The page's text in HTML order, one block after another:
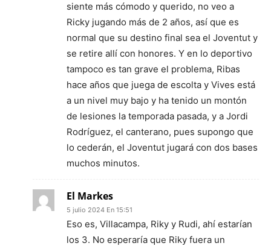
siente más cómodo y querido, no veo a
Ricky jugando más de 2 años, así que es
normal que su destino final sea el Joventut y
se retire allí con honores. Y en lo deportivo
tampoco es tan grave el problema, Ribas
hace años que juega de escolta y Vives está
a un nivel muy bajo y ha tenido un montón
de lesiones la temporada pasada, y a Jordi
Rodríguez, el canterano, pues supongo que
lo cederán, el Joventut jugará con dos bases
muchos minutos.
El Markes
5 julio 2024 En 15:51
Eso es, Villacampa, Riky y Rudi, ahí estarían
los 3. No esperaría que Riky fuera un